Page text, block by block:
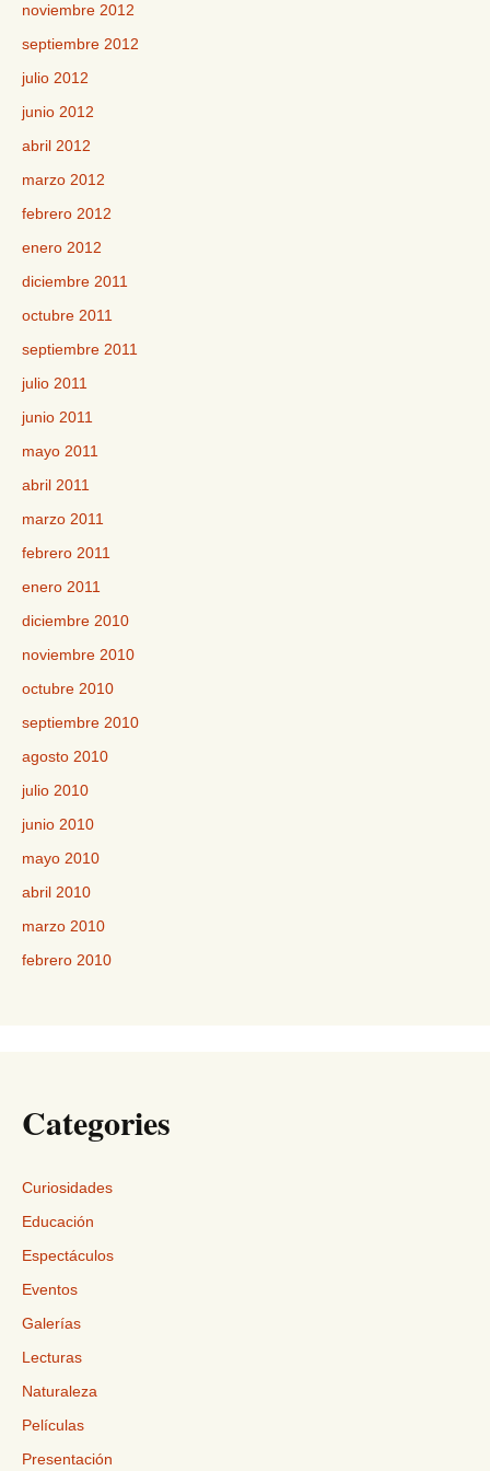
noviembre 2012
septiembre 2012
julio 2012
junio 2012
abril 2012
marzo 2012
febrero 2012
enero 2012
diciembre 2011
octubre 2011
septiembre 2011
julio 2011
junio 2011
mayo 2011
abril 2011
marzo 2011
febrero 2011
enero 2011
diciembre 2010
noviembre 2010
octubre 2010
septiembre 2010
agosto 2010
julio 2010
junio 2010
mayo 2010
abril 2010
marzo 2010
febrero 2010
Categories
Curiosidades
Educación
Espectáculos
Eventos
Galerías
Lecturas
Naturaleza
Películas
Presentación